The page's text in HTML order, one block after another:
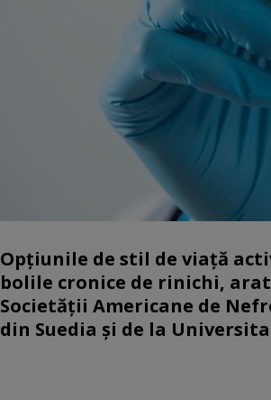
Opțiunile de stil de viață
bolile cronice de rinichi,
Societății Americane de
din Suedia și de la